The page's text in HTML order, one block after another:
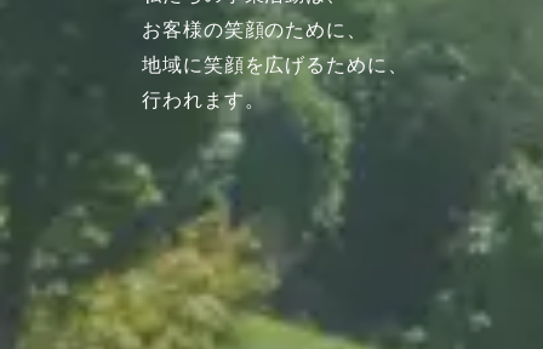
お客様の笑顔のために、
地域に笑顔を広げるために、
行われます。